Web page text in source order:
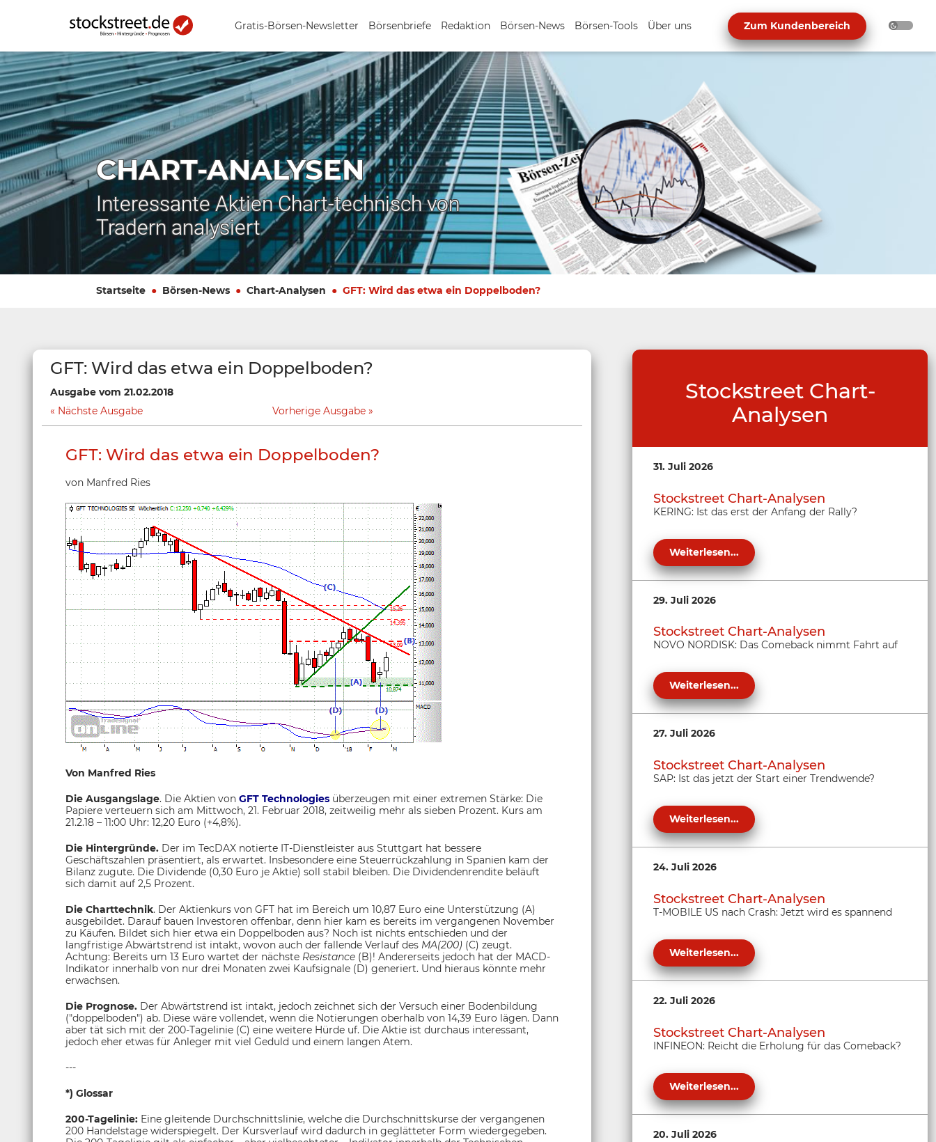
Gratis-Börsen-Newsletter Börsenbriefe Redaktion Börsen-News Börsen-Tools Über uns Zum Kundenbereich
CHART-ANALYSEN
Interessante Aktien Chart-technisch von
Tradern analysiert
Startseite Börsen-News Chart-Analysen GFT: Wird das etwa ein Doppelboden?
GFT: Wird das etwa ein Doppelboden?
Ausgabe vom 21.02.2018
Nächste Ausgabe
Vorherige Ausgabe
GFT: Wird das etwa ein Doppelboden?
von Manfred Ries
Von Manfred Ries
Die Ausgangslage. Die Aktien von GFT Technologies überzeugen mit einer extremen Stärke: Die
Papiere verteuern sich am Mittwoch, 21. Februar 2018, zeitweilig mehr als sieben Prozent. Kurs am
21.2.18 – 11:00 Uhr: 12,20 Euro (+4,8%).
Die Hintergründe. Der im TecDAX notierte IT-Dienstleister aus Stuttgart hat bessere
Geschäftszahlen präsentiert, als erwartet. Insbesondere eine Steuerrückzahlung in Spanien kam der
Bilanz zugute. Die Dividende (0,30 Euro je Aktie) soll stabil bleiben. Die Dividendenrendite beläuft
sich damit auf 2,5 Prozent.
Die Charttechnik. Der Aktienkurs von GFT hat im Bereich um 10,87 Euro eine Unterstützung (A)
ausgebildet. Darauf bauen Investoren offenbar, denn hier kam es bereits im vergangenen November
zu Käufen. Bildet sich hier etwa ein Doppelboden aus? Noch ist nichts entschieden und der
langfristige Abwärtstrend ist intakt, wovon auch der fallende Verlauf des MA(200) (C) zeugt.
Achtung: Bereits um 13 Euro wartet der nächste Resistance (B)! Andererseits jedoch hat der MACD-
Indikator innerhalb von nur drei Monaten zwei Kaufsignale (D) generiert. Und hieraus könnte mehr
erwachsen.
Die Prognose. Der Abwärtstrend ist intakt, jedoch zeichnet sich der Versuch einer Bodenbildung
("doppelboden") ab. Diese wäre vollendet, wenn die Notierungen oberhalb von 14,39 Euro lägen. Dann
aber tät sich mit der 200-Tagelinie (C) eine weitere Hürde uf. Die Aktie ist durchaus interessant,
jedoch eher etwas für Anleger mit viel Geduld und einem langen Atem.
---
*) Glossar
200-Tagelinie: Eine gleitende Durchschnittslinie, welche die Durchschnittskurse der vergangenen
200 Handelstage widerspiegelt. Der Kursverlauf wird dadurch in geglätteter Form wiedergegeben.
Stockstreet Chart-
Analysen
31. Juli 2026
Stockstreet Chart-Analysen
KERING: Ist das erst der Anfang der Rally?
Weiterlesen...
29. Juli 2026
Stockstreet Chart-Analysen
NOVO NORDISK: Das Comeback nimmt Fahrt auf
Weiterlesen...
27. Juli 2026
Stockstreet Chart-Analysen
SAP: Ist das jetzt der Start einer Trendwende?
Weiterlesen...
24. Juli 2026
Stockstreet Chart-Analysen
T-MOBILE US nach Crash: Jetzt wird es spannend
Weiterlesen...
22. Juli 2026
Stockstreet Chart-Analysen
INFINEON: Reicht die Erholung für das Comeback?
Weiterlesen...
20. Juli 2026